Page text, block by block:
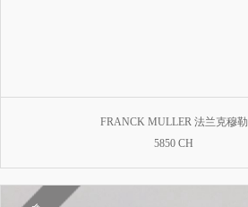
FRANCK MULLER 法兰克穆勒
5850 CH